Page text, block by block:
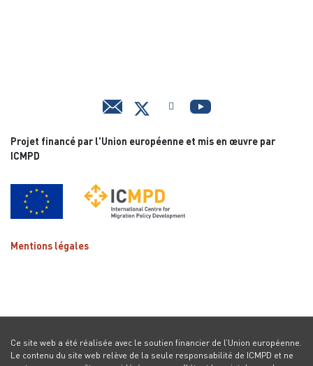
Projet financé par l'Union européenne et mis en œuvre par
ICMPD
Mentions légales
Ce site web a été réalisée avec le soutien financier de l’Union européenne.
Le contenu du site web relève de la seule responsabilité de ICMPD et ne